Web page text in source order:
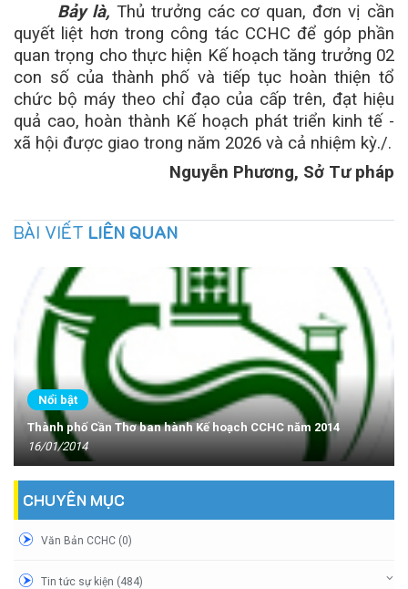
Bảy là, Thủ trưởng các cơ quan, đơn vị cần
quyết liệt hơn trong công tác CCHC để góp phần
quan trọng cho thực hiện Kế hoạch tăng trưởng 02
con số của thành phố và tiếp tục hoàn thiện tổ
chức bộ máy theo chỉ đạo của cấp trên, đạt hiệu
quả cao, hoàn thành Kế hoạch phát triển kinh tế -
xã hội được giao trong năm 2026 và cả nhiệm kỳ./.
Nguyễn Phương, Sở Tư pháp
BÀI VIẾT LIÊN QUAN
Nổi bật
Thành phố Cần Thơ ban hành Kế hoạch CCHC năm 2014
16/01/2014
CHUYÊN MỤC
Văn Bản CCHC (0)
Tin tức sự kiện (484)